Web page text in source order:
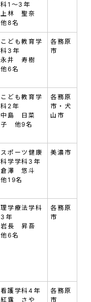
科1～3年
上林 聖奈
他8名
こども教育学
科3年
永井 寿樹
他6名
各務原
市
こども教育学
科2年
中島 日菜
子 他9名
各務原
市・犬
山市
スポーツ健康
科学学科3年
倉澤 悠斗
他19名
美濃市
理学療法学科
3年
岩長 昇吾
他6名
各務原
市
看護学科4年
紅露 さや
各務原
市